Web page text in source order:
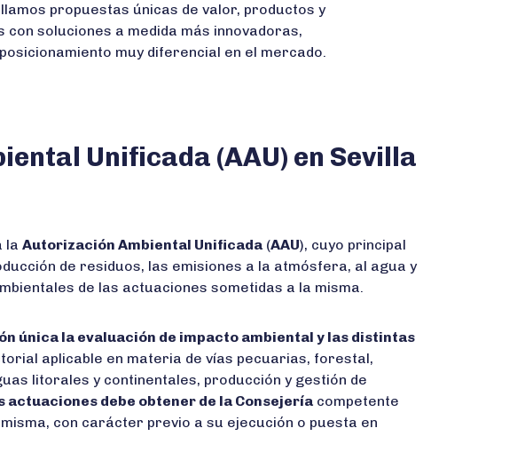
propuestas únicas de valor, productos y
con soluciones a medida más innovadoras,
muy diferencial en el mercado.
Unificada (AAU) en Sevilla
la Autorización Ambiental Unificada (AAU), cuyo principal
de residuos, las emisiones a la atmósfera, al agua y
de las actuaciones sometidas a la misma.
única la evaluación de impacto ambiental y las distintas
aplicable en materia de vías pecuarias, forestal,
litorales y continentales, producción y gestión de
debe obtener de la Consejería competente
con carácter previo a su ejecución o puesta en